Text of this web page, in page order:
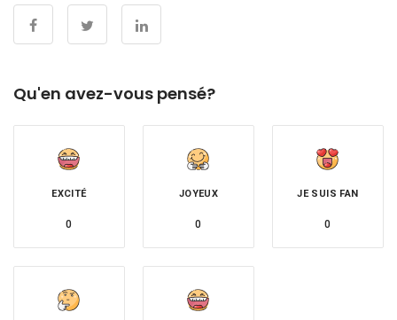
Qu'en avez-vous pensé?
EXCITÉ
0
JOYEUX
0
JE SUIS FAN
0